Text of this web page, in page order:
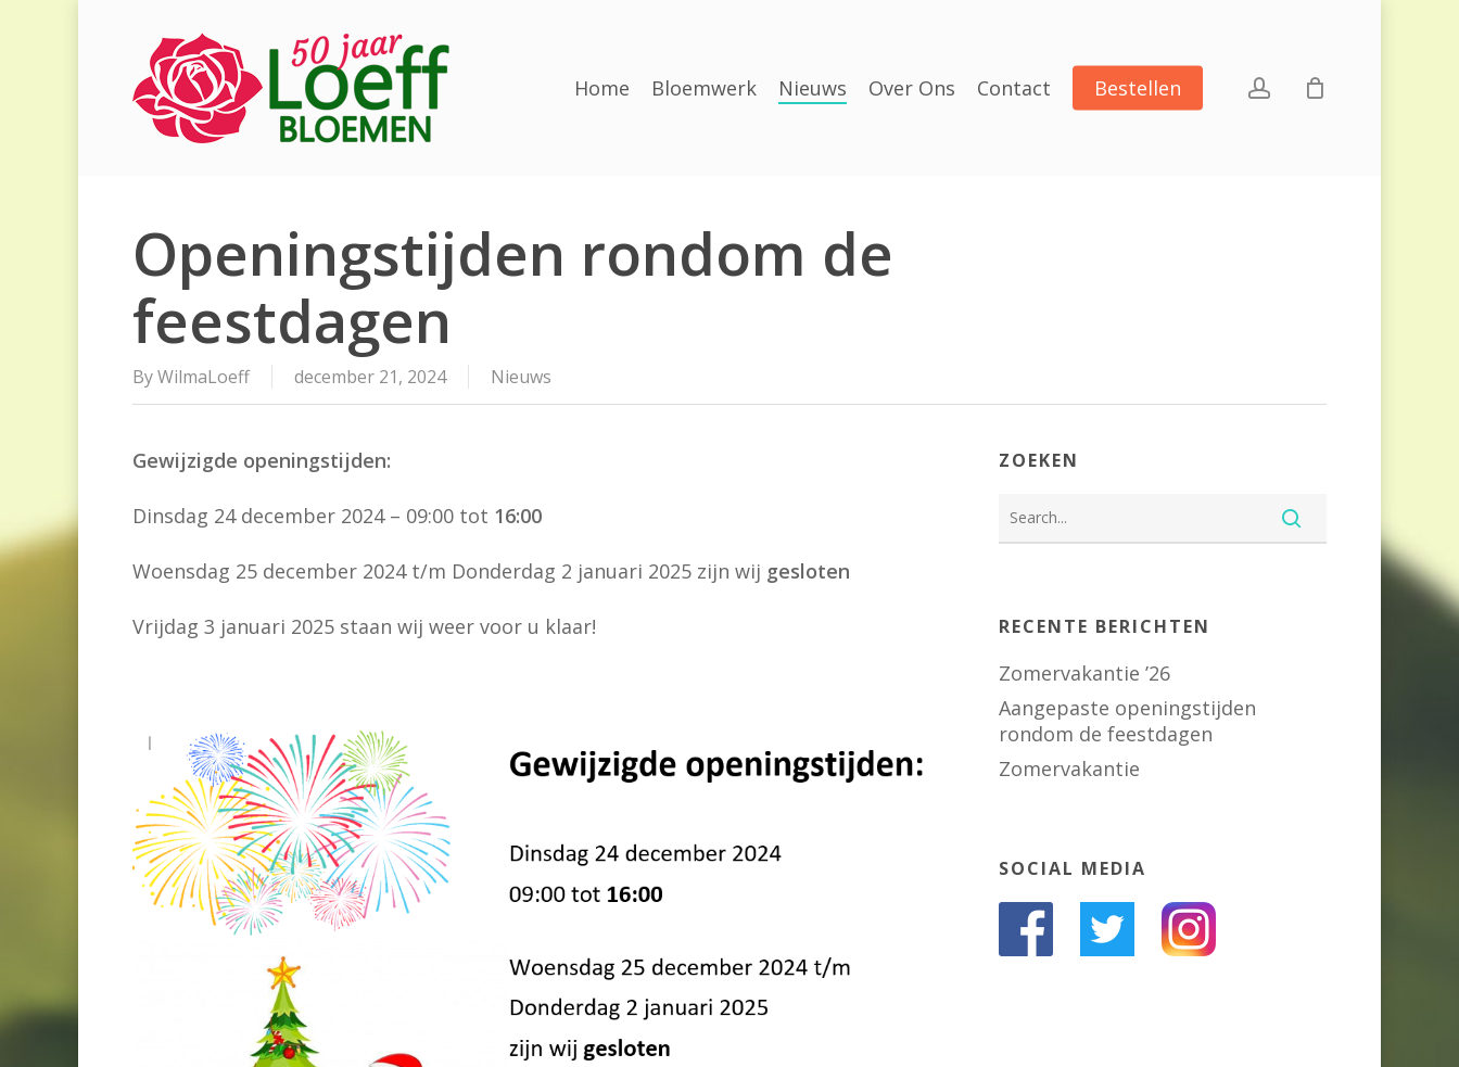
Home Bloemwerk Nieuws Over Ons Contact Bestellen account
Openingstijden rondom de
feestdagen
ByWilmaLoeff december 21, 2024 Nieuws
Gewijzigde openingstijden:
Dinsdag 24 december 2024 – 09:00 tot 16:00
Woensdag 25 december 2024 t/m Donderdag 2 januari 2025 zijn wij gesloten
Vrijdag 3 januari 2025 staan wij weer voor u klaar!
ZOEKEN
RECENTE BERICHTEN
Zomervakantie ’26
Aangepaste openingstijden
rondom de feestdagen
Zomervakantie
SOCIAL MEDIA